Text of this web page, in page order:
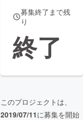
募集終了まで残
り
終了
このプロジェクトは、
2019/07/11に募集を開始